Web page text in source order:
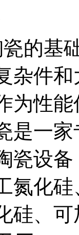
的基
杂件
为性
是一
瓷设
氮化
硅、